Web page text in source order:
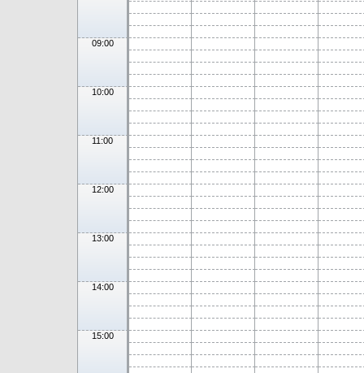
09:00
10:00
11:00
12:00
13:00
14:00
15:00